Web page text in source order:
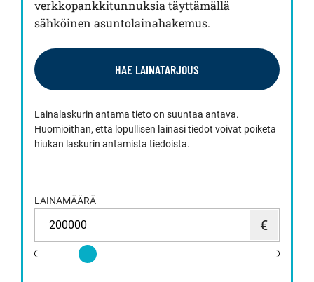
verkkopankkitunnuksia täyttämällä
sähköinen asuntolainahakemus.
HAE LAINATARJOUS
Lainalaskurin antama tieto on suuntaa antava.
Huomioithan, että lopullisen lainasi tiedot voivat poiketa
hiukan laskurin antamista tiedoista.
LAINAMÄÄRÄ